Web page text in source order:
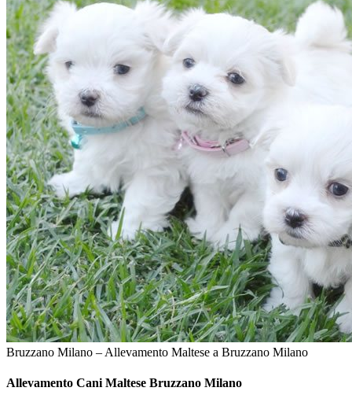
Bruzzano Milano – Allevamento Maltese a Bruzzano Milano
Allevamento Cani Maltese Bruzzano Milano